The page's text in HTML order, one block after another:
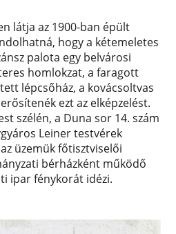
látja az 1900-ban épült
hogy a kétemeletes
palota egy belvárosi
homlokzat, a faragott
lépcsőház, a kovácsoltvas
ezt az elképzelést.
szélén, a Duna sor 14. szám
Leiner testvérek
üzemük főtisztviselői
bérházként működő
ipar fénykorát idézi.